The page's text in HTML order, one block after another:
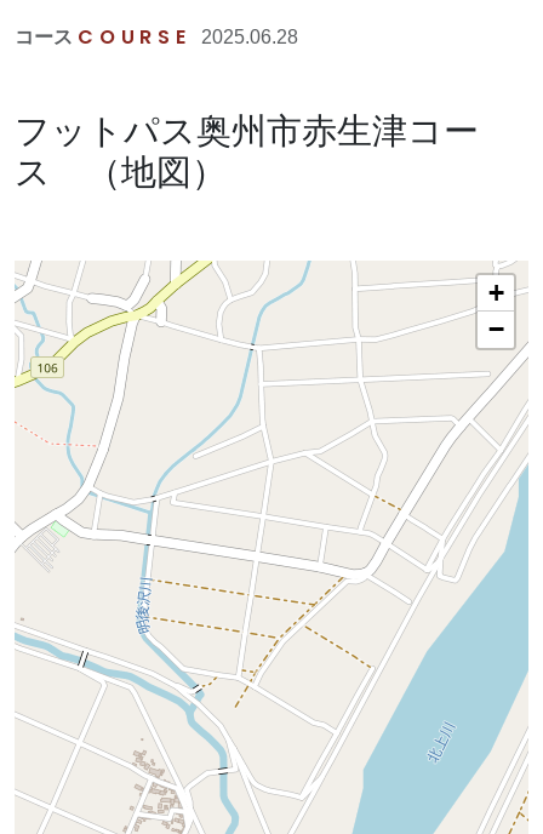
コース COURSE 2025.06.28
フットパス奥州市赤生津コー
ス （地図）